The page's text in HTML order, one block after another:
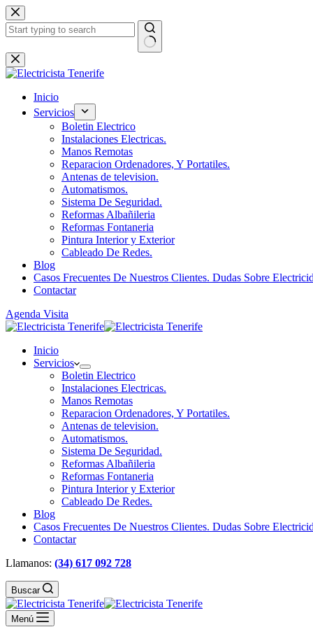
Saltar
al
contenido
Sin
resultados
Inicio
Servicios
Boletin Electrico
Instalaciones Electricas.
Manos Remotas
Reparacion Ordenadores, Y Portatiles.
Antenas de television.
Automatismos.
Sistema De Seguridad.
Reformas Albañileria
Reformas Fontaneria
Pintura Interior y Exterior
Cableado De Redes.
Blog
Casos Frecuentes De Nuestros Clientes. Dudas Sobre
Contactar
Agenda Visita
Inicio
Servicios
Boletin Electrico
Instalaciones Electricas.
Manos Remotas
Reparacion Ordenadores, Y Portatiles.
Antenas de television.
Automatismos.
Sistema De Seguridad.
Reformas Albañileria
Reformas Fontaneria
Pintura Interior y Exterior
Cableado De Redes.
Blog
Casos Frecuentes De Nuestros Clientes. Dudas Sobre
Contactar
Llamanos: (34) 617 092 728
Buscar
Menú